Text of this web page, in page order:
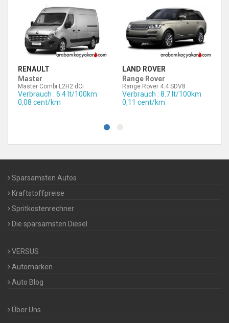
RENAULT
Master
Master Combi L2H2 dCi
Verbrauch : 6.4 lt/100km
0,08 cent/km
LAND ROVER
Range Rover
Range Rover 4.4 SDV8
Verbrauch : 8.7 lt/100km
0,11 cent/km
Sparsamsten Autos
Kraftstoffpreise
Spritkostenrechner
Die sparsamsten Diesel
VERSUS
Automarken
Auto Blog
Über Uns